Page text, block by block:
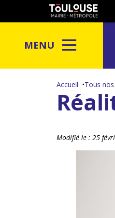
Gestion de vos préférences sur
au
contenu
principal
Toulouse
MENU
Accueil Tous
Modifié le : 25